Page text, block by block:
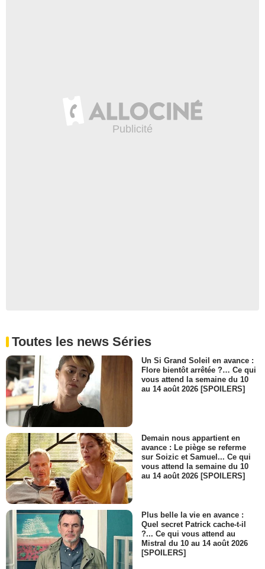
Toutes les news Séries
Un Si Grand Soleil en avance :
Flore bientôt arrêtée ?… Ce qui
vous attend la semaine du 10
au 14 août 2026 [SPOILERS]
Demain nous appartient en
avance : Le piège se referme
sur Soizic et Samuel... Ce qui
vous attend la semaine du 10
au 14 août 2026 [SPOILERS]
Plus belle la vie en avance :
Quel secret Patrick cache-t-il
?... Ce qui vous attend au
Mistral du 10 au 14 août 2026
[SPOILERS]